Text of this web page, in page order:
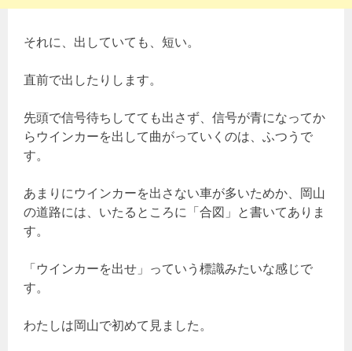
それに、出していても、短い。
直前で出したりします。
先頭で信号待ちしてても出さず、信号が青になってか
らウインカーを出して曲がっていくのは、ふつうで
す。
あまりにウインカーを出さない車が多いためか、岡山
の道路には、いたるところに「合図」と書いてありま
す。
「ウインカーを出せ」っていう標識みたいな感じで
す。
わたしは岡山で初めて見ました。